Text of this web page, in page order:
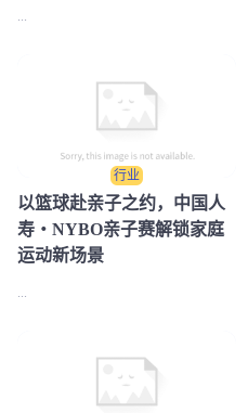
...
行业
​以篮球赴亲子之约，中国人
寿・NYBO亲子赛解锁家庭
运动新场景